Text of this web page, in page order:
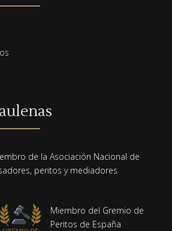
de la Asociación Nacional de
peritos y mediadores
Miembro del Gremio de
Peritos de España